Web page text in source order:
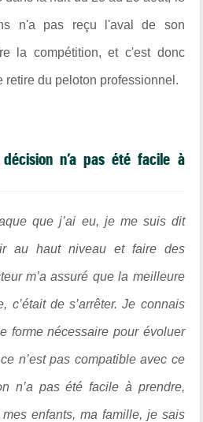
n'a pas reçu l'aval de son
la compétition, et c'est donc
retire du peloton professionnel.
n’a pas été facile à
que j’ai eu, je me suis dit
au haut niveau et faire des
m’a assuré que la meilleure
c’était de s’arrêter. Je connais
forme nécessaire pour évoluer
n’est pas compatible avec ce
n’a pas été facile à prendre,
enfants, ma famille, je sais